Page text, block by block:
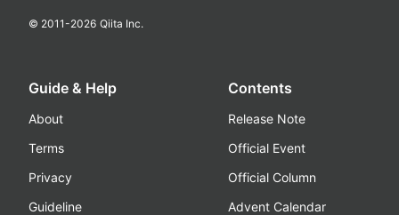
© 2011-2026 Qiita Inc.
Guide & Help
About
Terms
Privacy
Guideline
Contents
Release Note
Official Event
Official Column
Advent Calendar